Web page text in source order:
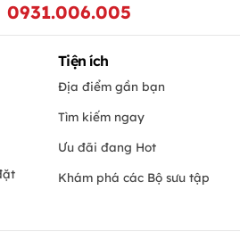
0931.006.005
Tiện ích
Địa điểm gần bạn
Tìm kiếm ngay
Ưu đãi đang Hot
Khám phá các Bộ sưu tập